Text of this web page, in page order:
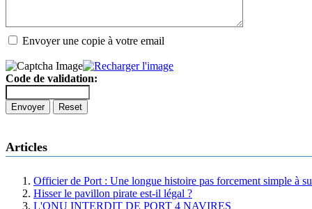
Envoyer une copie à votre email
Code de validation:
Envoyer Reset
Articles
Officier de Port : Une longue histoire pas forcement simple à
Hisser le pavillon pirate est-il légal ?
L'ONU INTERDIT DE PORT 4 NAVIRES